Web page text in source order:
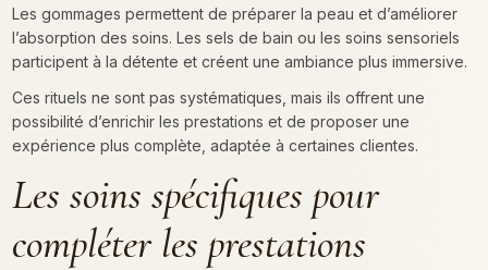
Les gommages permettent de préparer la peau et d’améliorer
l’absorption des soins. Les sels de bain ou les soins sensoriels
participent à la détente et créent une ambiance plus immersive.
Ces rituels ne sont pas systématiques, mais ils offrent une
possibilité d’enrichir les prestations et de proposer une
expérience plus complète, adaptée à certaines clientes.
Les soins spécifiques pour
compléter les prestations